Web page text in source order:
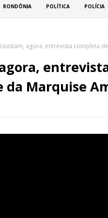
RONDÔNIA POLÍTICA POLÍCIA
agora, entrevista completa
da Marquise